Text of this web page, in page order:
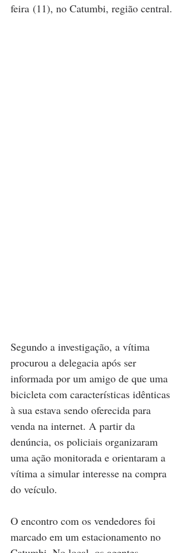
feira (11), no Catumbi, região central.
Segundo a investigação, a vítima
procurou a delegacia após ser
informada por um amigo de que uma
bicicleta com características idênticas
à sua estava sendo oferecida para
venda na internet. A partir da
denúncia, os policiais organizaram
uma ação monitorada e orientaram a
vítima a simular interesse na compra
do veículo.
O encontro com os vendedores foi
marcado em um estacionamento no